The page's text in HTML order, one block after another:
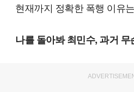
현재까지 정확한 폭행 이유
나를 돌아봐 최민수, 과거